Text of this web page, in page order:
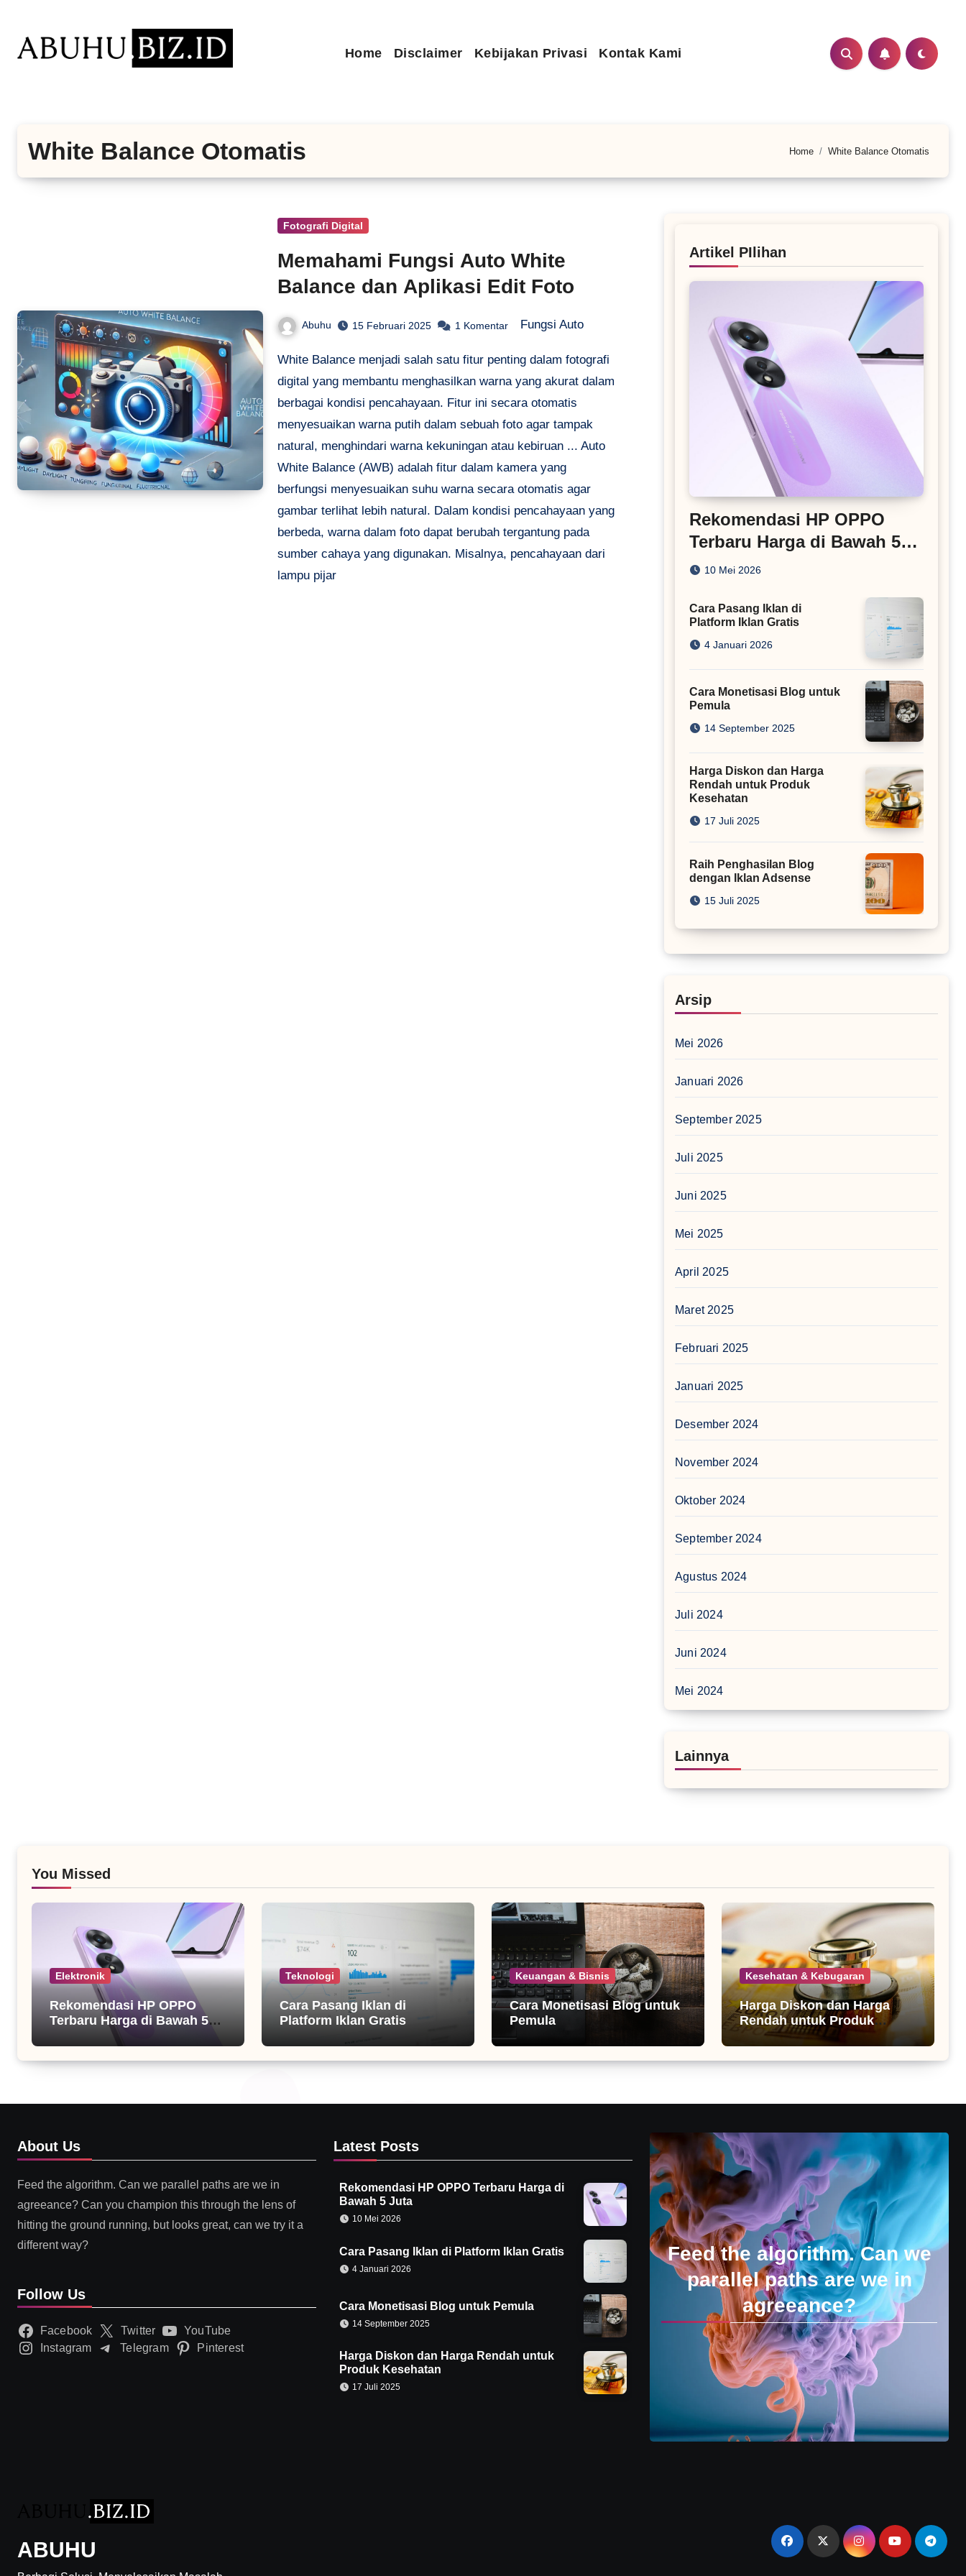
konten
Home Disclaimer Kebijakan Privasi Kontak Kami
White Balance Otomatis Home White Balance Otomatis
Fotografi Digital
Memahami Fungsi Auto White
Balance dan Aplikasi Edit Foto
Abuhu 15 Februari 2025 1 Komentar Fungsi Auto
White Balance menjadi salah satu fitur penting dalam fotografi
digital yang membantu menghasilkan warna yang akurat dalam
berbagai kondisi pencahayaan. Fitur ini secara otomatis
menyesuaikan warna putih dalam sebuah foto agar tampak
natural, menghindari warna kekuningan atau kebiruan ... Auto
White Balance (AWB) adalah fitur dalam kamera yang
berfungsi menyesuaikan suhu warna secara otomatis agar
gambar terlihat lebih natural. Dalam kondisi pencahayaan yang
berbeda, warna dalam foto dapat berubah tergantung pada
sumber cahaya yang digunakan. Misalnya, pencahayaan dari
lampu pijar
Artikel PIlihan
Rekomendasi HP OPPO
Terbaru Harga di Bawah 5
Juta
10 Mei 2026
Cara Pasang Iklan di
Platform Iklan Gratis
4 Januari 2026
Cara Monetisasi Blog untuk
Pemula
14 September 2025
Harga Diskon dan Harga
Rendah untuk Produk
Kesehatan
17 Juli 2025
Raih Penghasilan Blog
dengan Iklan Adsense
15 Juli 2025
Arsip
Mei 2026
Januari 2026
September 2025
Juli 2025
Juni 2025
Mei 2025
April 2025
Maret 2025
Februari 2025
Januari 2025
Desember 2024
November 2024
Oktober 2024
September 2024
Agustus 2024
Juli 2024
Juni 2024
Mei 2024
Lainnya
You Missed
Elektronik
Rekomendasi HP OPPO
Terbaru Harga di Bawah 5
Teknologi
Cara Pasang Iklan di
Platform Iklan Gratis
Keuangan & Bisnis
Cara Monetisasi Blog untuk
Pemula
Kesehatan & Kebugaran
Harga Diskon dan Harga
Rendah untuk Produk
Kesehatan
About Us
Feed the algorithm. Can we parallel paths are we in
agreeance? Can you champion this through the lens of
hitting the ground running, but looks great, can we try it a
different way?
Follow Us
Facebook Twitter
YouTube
Instagram
Telegram Pinterest
Latest Posts
Rekomendasi HP OPPO Terbaru Harga di
Bawah 5 Juta
10 Mei 2026
Cara Pasang Iklan di Platform Iklan Gratis
4 Januari 2026
Cara Monetisasi Blog untuk Pemula
14 September 2025
Harga Diskon dan Harga Rendah untuk
Produk Kesehatan
17 Juli 2025
Feed the algorithm. Can we
parallel paths are we in
agreeance?
ABUHU